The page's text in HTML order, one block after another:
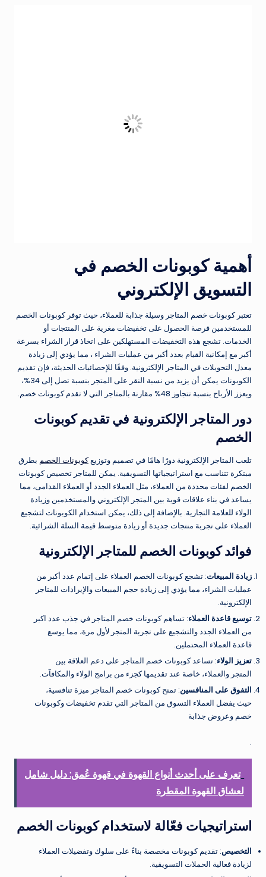
أهمية كوبونات الخصم في
التسويق الإلكتروني
تعتبر كوبونات خصم المتاجر وسيلة جذابة للعملاء، حيث توفر كوبونات الخصم
للمستخدمين فرصة الحصول على تخفيضات مغرية على المنتجات أو
الخدمات. تشجع هذه التخفيضات المستهلكين على اتخاذ قرار الشراء بسرعة
أكبر مع إمكانية القيام بعدد أكبر من عمليات الشراء ، مما يؤدي إلى زيادة
معدل التحويلات في المتاجر الإلكترونية. وفقًا للإحصائيات الحديثة، فإن تقديم
الكوبونات يمكن أن يزيد من نسبة النقر على المتجر بنسبة تصل إلى 34%،
ويعزز الأرباح بنسبة تتجاوز 48% مقارنة بالمتاجر التي لا تقدم كوبونات خصم.
دور المتاجر الإلكترونية في تقديم كوبونات
الخصم
تلعب المتاجر الإلكترونية دورًا هامًا في تصميم وتوزيعكوبونات الخصم بطرق
مبتكرة تتناسب مع استراتيجياتها التسويقية. يمكن للمتاجر تخصيص كوبونات
الخصم لفئات محددة من العملاء، مثل العملاء الجدد أو العملاء القدامى، مما
يساعد في بناء علاقات قوية بين المتجر الإلكتروني والمستخدمين وزيادة
الولاء للعلامة التجارية. بالإضافة إلى ذلك، يمكن استخدام الكوبونات لتشجيع
العملاء على تجربة منتجات جديدة أو زيادة متوسط قيمة السلة الشرائية.
فوائد كوبونات الخصم للمتاجر الإلكترونية
زيادة المبيعات: تشجع كوبونات الخصم العملاء على إتمام عدد أكبر من
عمليات الشراء، مما يؤدي إلى زيادة حجم المبيعات والإيرادات للمتاجر
الإلكترونية.
توسيع قاعدة العملاء: تساهم كوبونات خصم المتاجر في جذب عدد اكبر
من العملاء الجدد والتشجيع على تجربة المتجر لأول مرة، مما يوسع
قاعدة العملاء المحتملين.
تعزيز الولاء: تساعد كوبونات خصم المتاجر على دعم العلاقة بين
المتجر والعملاء، خاصة عند تقديمها كجزء من برامج الولاء والمكافآت.
التفوق على المنافسين: تمنح كوبونات خصم المتاجر ميزة تنافسية،
حيث يفضل العملاء التسوق من المتاجر التي تقدم تخفيضات وكوبونات
خصم وعروض جذابة
.
تعرف على أحدث أنواع القهوة في قهوة عُمق: دليل شامل
لعشاق القهوة المقطرة
استراتيجيات فعّالة لاستخدام كوبونات الخصم
التخصيص: تقديم كوبونات مخصصة بناءً على سلوك وتفضيلات العملاء
لزيادة فعالية الحملات التسويقية.